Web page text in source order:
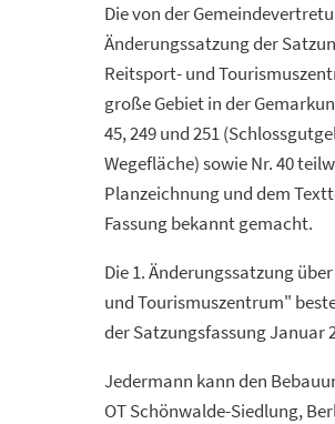
Die von der
Änderungssatzung der
Reitsport- und
große Gebiet in der
45, 249 und 251
Wegefläche) sowie Nr. 40
Planzeichnung und dem
Fassung bekannt gemacht.
Die 1. Änderungssatzung
und Tourismuszentrum"
der Satzungsfassung Januar
Jedermann kann den
OT Schönwalde-Siedlung,